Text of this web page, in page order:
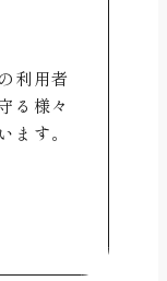
利用者
る様々
ます。